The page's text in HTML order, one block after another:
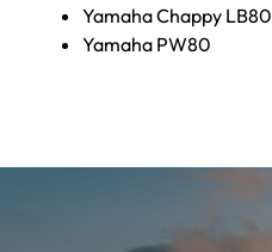
Yamaha Chappy LB80
Yamaha PW80